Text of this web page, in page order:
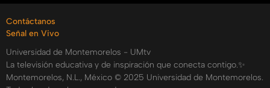
para tener un Momento de Paz por el canal 82.7 Destel y
89 Wizz y en nuestras redes sociales.
Contáctanos
Señal en Vivo
Universidad de Montemorelos - UMtv
La televisión educativa y de inspiración que conecta contigo.✨
Montemorelos, N.L., México © 2025 Universidad de Montemorelos.